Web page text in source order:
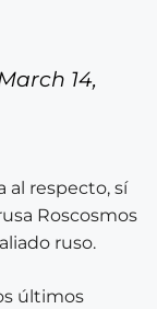
14,
al respecto, sí
Roscosmos
ruso.
últimos